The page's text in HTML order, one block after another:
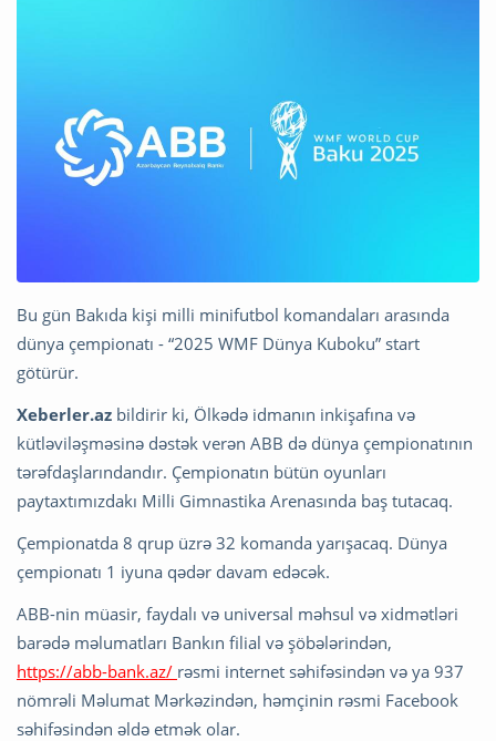
Bu gün Bakıda kişi milli minifutbol komandaları arasında
dünya çempionatı - “2025 WMF Dünya Kuboku” start
götürür.
Xeberler.az bildirir ki, Ölkədə idmanın inkişafına və
kütləviləşməsinə dəstək verən ABB də dünya çempionatının
tərəfdaşlarındandır. Çempionatın bütün oyunları
paytaxtımızdakı Milli Gimnastika Arenasında baş tutacaq.
Çempionatda 8 qrup üzrə 32 komanda yarışacaq. Dünya
çempionatı 1 iyuna qədər davam edəcək.
ABB-nin müasir, faydalı və universal məhsul və xidmətləri
barədə məlumatları Bankın filial və şöbələrindən,
https://abb-bank.az/ rəsmi internet səhifəsindən və ya 937
nömrəli Məlumat Mərkəzindən, həmçinin rəsmi Facebook
səhifəsindən əldə etmək olar.